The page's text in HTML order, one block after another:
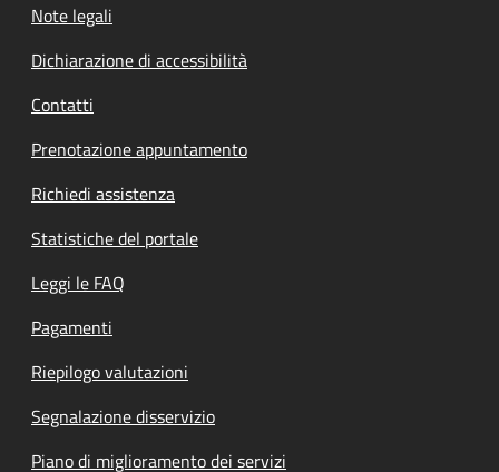
Note legali
Dichiarazione di accessibilità
Contatti
Prenotazione appuntamento
Richiedi assistenza
Statistiche del portale
Leggi le FAQ
Pagamenti
Riepilogo valutazioni
Segnalazione disservizio
Piano di miglioramento dei servizi